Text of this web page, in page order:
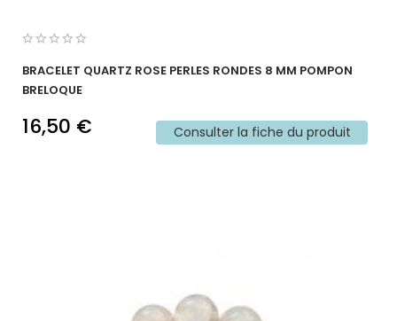
BRACELET QUARTZ ROSE PERLES RONDES 8 MM POMPON
BRELOQUE
16,50 € Consulter la fiche du produit